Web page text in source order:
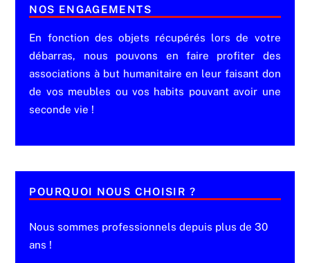
NOS ENGAGEMENTS
En fonction des objets récupérés lors de votre
débarras, nous pouvons en faire profiter des
associations à but humanitaire en leur faisant don
de vos meubles ou vos habits pouvant avoir une
seconde vie !
POURQUOI NOUS CHOISIR ?
Nous sommes professionnels depuis plus de 30
ans !